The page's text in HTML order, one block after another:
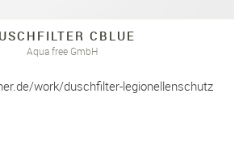
CBLUE
Aqua free GmbH
work/duschfilter-legionellenschutz